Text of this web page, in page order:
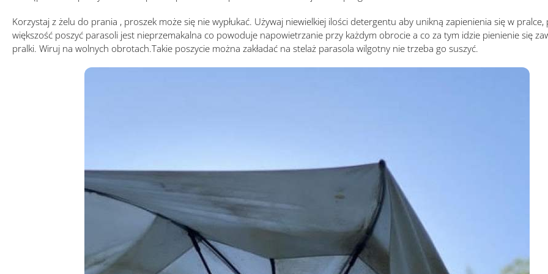
Korzystaj z żelu do prania , proszek może się nie wypłukać. Używaj niewielkiej ilości detergentu aby unikną zapienienia się w pralce,
większość poszyć parasoli jest nieprzemakalna co powoduje napowietrzanie przy każdym obrocie a co za tym idzie pienienie się
pralki. Wiruj na wolnych obrotach.Takie poszycie można zakładać na stelaż parasola wilgotny nie trzeba go suszyć.